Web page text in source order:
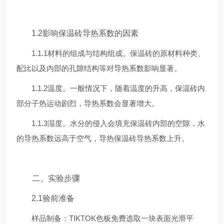
1.2影响保温砖导热系数的因素
1.1.1材料的组成与结构组成。保温砖的原材料种类、
配比以及内部的孔隙结构等对导热系数影响显著。
1.1.2温度。一般情况下，随着温度的升高，保温砖内
部分子热运动剧烈，导热系数会显著增大。
1.1.3湿度。水分的侵入会填充保温砖内部的空隙，水
的导热系数远高于空气，导热保温砖导热系数上升。
二、实验步骤
2.1验前准备
样品制备：TIKTOK色板免费选取一块表面光滑平